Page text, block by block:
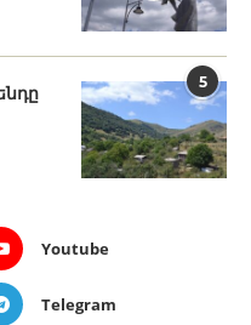
5
Youtube
Telegram